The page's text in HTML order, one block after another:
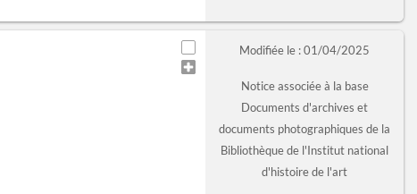
Modifiée le : 01/04/2025
Notice associée à la base
Documents d'archives et
documents photographiques de la
Bibliothèque de l'Institut national
d'histoire de l'art